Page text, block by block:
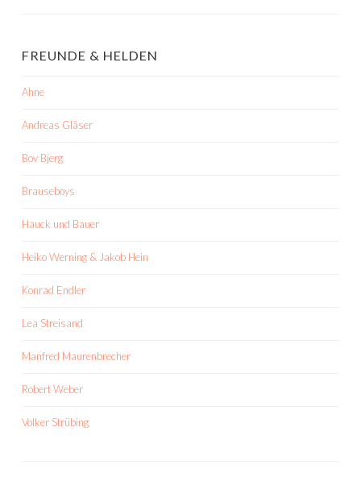
FREUNDE & HELDEN
Ahne
Andreas Gläser
Bov Bjerg
Brauseboys
Hauck und Bauer
Heiko Werning & Jakob Hein
Konrad Endler
Lea Streisand
Manfred Maurenbrecher
Robert Weber
Volker Strübing